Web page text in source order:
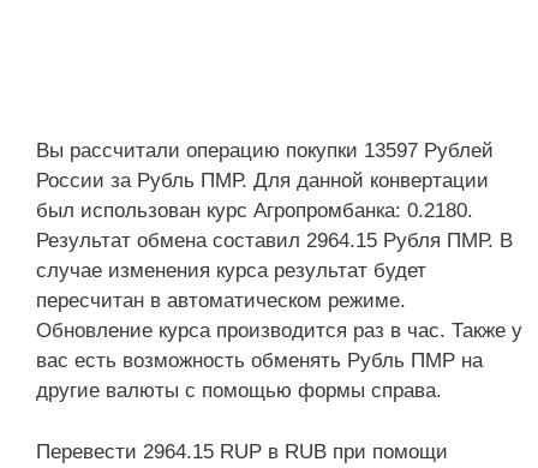
Вы рассчитали операцию покупки 13597 Рублей
России за Рубль ПМР. Для данной конвертации
был использован курс Агропромбанка: 0.2180.
Результат обмена составил 2964.15 Рубля ПМР. В
случае изменения курса результат будет
пересчитан в автоматическом режиме.
Обновление курса производится раз в час. Также у
вас есть возможность обменять Рубль ПМР на
другие валюты с помощью формы справа.
Перевести 2964.15 RUP в RUB при помощи